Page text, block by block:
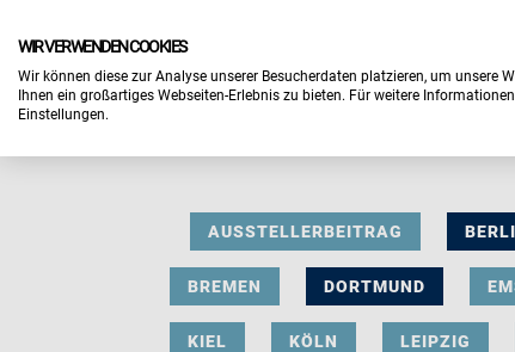
AUSSTELLERBEITRAG
BREMEN DORTMUND
KIEL KÖLN LEIPZIG
WIR VERWENDEN COOKIES
Wir können diese zur Analyse unserer Besucherdaten platzieren, um unsere
Ihnen ein großartiges Webseiten-Erlebnis zu bieten. Für weitere
Einstellungen.